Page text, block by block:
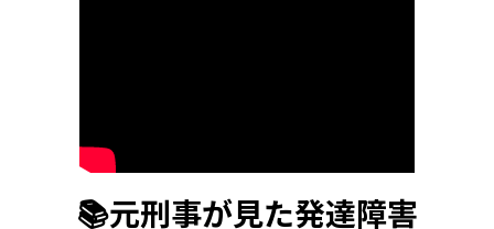
📚元刑事が見た発達障害